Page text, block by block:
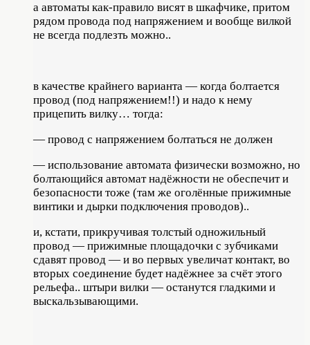
а автоматы как-правило висят в шкафчике, притом
рядом провода под напряжением и вообще вилкой
не всегда подлезть можно..
в качестве крайнего варианта — когда болтается
провод (под напряжением!!) и надо к нему
прицепить вилку… тогда:
— провод с напряжением болтаться не должен
— использование автомата физически возможно, но
болтающийся автомат надёжности не обеспечит и
безопасности тоже (там же оголённые прижимные
винтики и дырки подключения проводов)..
и, кстати, прикручивая толстый одножильный
провод — прижимные площадочки с зубчиками
сдавят провод — и во первых увеличат контакт, во
вторых соединение будет надёжнее за счёт этого
рельефа.. штыри вилки — останутся гладкими и
выскальзывающими.